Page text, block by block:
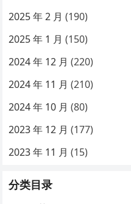
2025 年 2 月 (190)
2025 年 1 月 (150)
2024 年 12 月 (220)
2024 年 11 月 (210)
2024 年 10 月 (80)
2023 年 12 月 (177)
2023 年 11 月 (15)
分类目录